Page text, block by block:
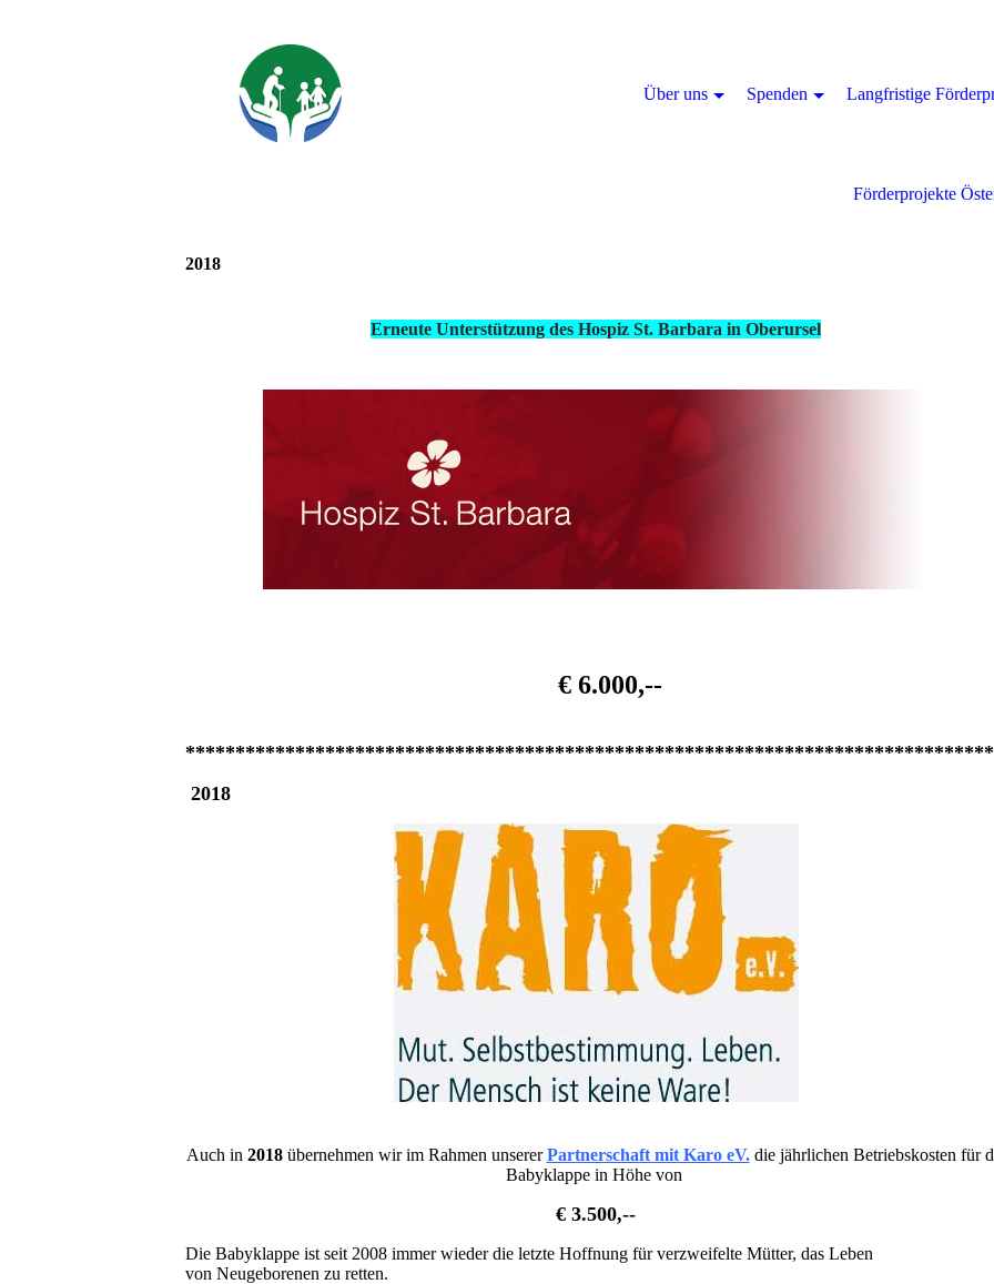
2018
Erneute Unterstützung des Hospiz St. Barbara in Oberursel
€ 6.000,--
2018
Auch in 2018übernehmen wir im Rahmen unsererPartnerschaft mit Karo eV.die jährlichen Betriebskosten für
Babyklappe in Höhe von
€ 3.500,--
Die Babyklappe ist seit 2008 immer wieder die letzte Hoffnung für verzweifelte Mütter, das Leben
von Neugeborenen zu retten.
Über uns Spenden Langfristige
Förderprojekte